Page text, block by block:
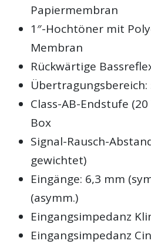
Papiermembran
1″-Hochtöner mit
Membran
Rückwärtige
Übertragungsbereich:
Class-AB-Endstufe
Box
Signal-Rausch-
gewichtet)
Eingänge: 6,3 mm
(asymm.)
Eingangsimpedanz
Eingangsimpedanz